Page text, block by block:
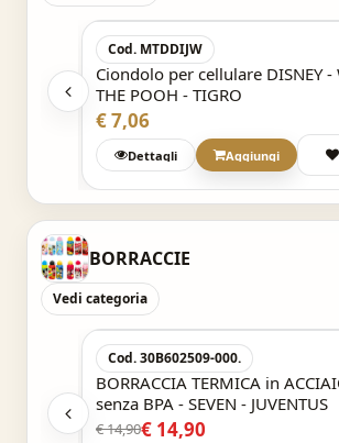
Cod. MTDDIJW
Ciondolo per cellulare DISNEY -
THE POOH - TIGRO
€ 7,06
Dettagli Aggiungi
BORRACCIE
Vedi categoria
Cod. 30B602509-000.
BORRACCIA TERMICA in
senza BPA - SEVEN - JUVENTUS
€ 14,90€ 14,90